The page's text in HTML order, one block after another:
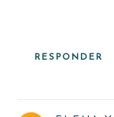
RESPONDER